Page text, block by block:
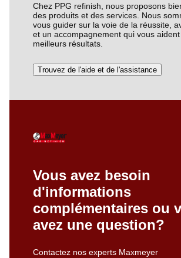
Chez PPG refinish, nous proposons
des produits et des services. Nous
vous guider sur la voie de la réussite,
et un accompagnement qui vous
meilleurs résultats.
Trouvez de l'aide et de l'assistance
Vous avez besoin
d'informations
complémentaires ou
avez une question?
Contactez nos experts Maxmeyer